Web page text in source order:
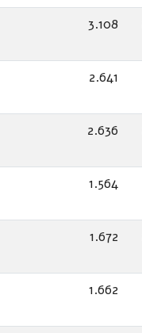
3.108
2.641
2.636
1.564
1.672
1.662